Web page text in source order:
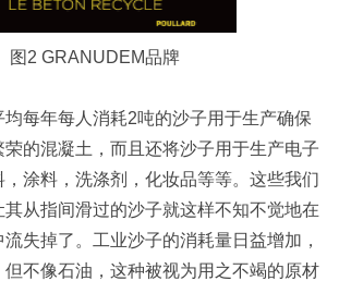
图2 GRANUDEM品牌
每年每人消耗2吨的沙子用于生产确保
荣的混凝土，而且还将沙子用于生产电子
涂料，洗涤剂，化妆品等等。这些我们
从指间滑过的沙子就这样不知不觉地在
失掉了。工业沙子的消耗量日益增加，
不像石油，这种被视为用之不竭的原材